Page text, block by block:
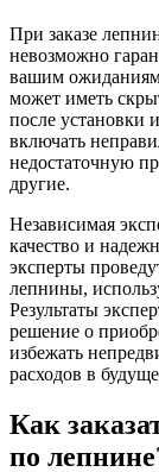
При заказе
невозможно
вашим ожиданиям
может иметь
после установки
включать
недостаточную
другие.
Независимая
качество и
эксперты
лепнины,
Результаты
решение о
избежать
расходов в
Как
по